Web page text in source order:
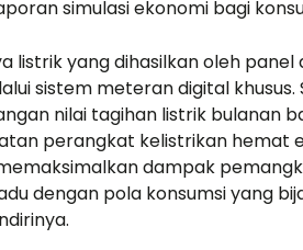
simulasi ekonomi bagi
listrik yang dihasilkan oleh panel
sistem meteran digital khusus.
nilai tagihan listrik bulanan
perangkat kelistrikan hemat
dampak
dengan pola konsumsi yang